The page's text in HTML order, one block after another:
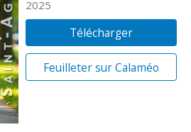
2025
Télécharger
Feuilleter sur Calaméo